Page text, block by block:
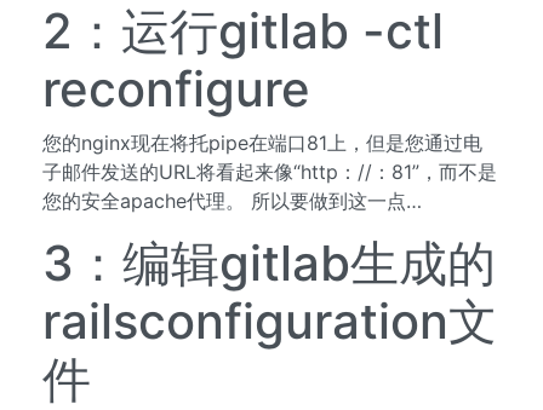
2：运行gitlab -ctl
reconfigure
您的nginx现在将托pipe在端口81上，但是您通过电
子邮件发送的URL将看起来像“http：//：81”，而不是
您的安全apache代理。 所以要做到这一点…
3：编辑gitlab生成的
railsconfiguration文
件